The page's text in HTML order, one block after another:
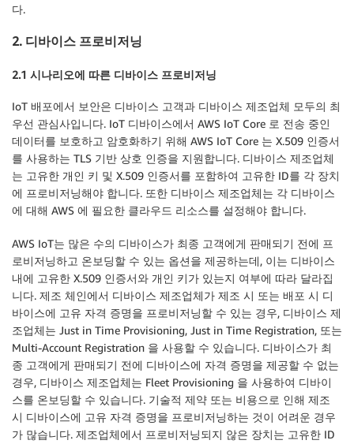
다.
2. 디바이스 프로비저닝
2.1 시나리오에 따른 디바이스 프로비저닝
IoT 배포에서 보안은 디바이스 고객과 디바이스 제조업체 모두의 최
우선 관심사입니다. IoT 디바이스에서 AWS IoT Core 로 전송 중인
데이터를 보호하고 암호화하기 위해 AWS IoT Core 는 X.509 인증서
를 사용하는 TLS 기반 상호 인증을 지원합니다. 디바이스 제조업체
는 고유한 개인 키 및 X.509 인증서를 포함하여 고유한 ID를 각 장치
에 프로비저닝해야 합니다. 또한 디바이스 제조업체는 각 디바이스
에 대해 AWS 에 필요한 클라우드 리소스를 설정해야 합니다.
AWS IoT는 많은 수의 디바이스가 최종 고객에게 판매되기 전에 프
로비저닝하고 온보딩할 수 있는 옵션을 제공하는데, 이는 디바이스
내에 고유한 X.509 인증서와 개인 키가 있는지 여부에 따라 달라집
니다. 제조 체인에서 디바이스 제조업체가 제조 시 또는 배포 시 디
바이스에 고유 자격 증명을 프로비저닝할 수 있는 경우, 디바이스 제
조업체는 Just in Time Provisioning, Just in Time Registration, 또는
Multi-Account Registration 을 사용할 수 있습니다. 디바이스가 최
종 고객에게 판매되기 전에 디바이스에 자격 증명을 제공할 수 없는
경우, 디바이스 제조업체는 Fleet Provisioning 을 사용하여 디바이
스를 온보딩할 수 있습니다. 기술적 제약 또는 비용으로 인해 제조
시 디바이스에 고유 자격 증명을 프로비저닝하는 것이 어려운 경우
가 많습니다. 제조업체에서 프로비저닝되지 않은 장치는 고유한 ID